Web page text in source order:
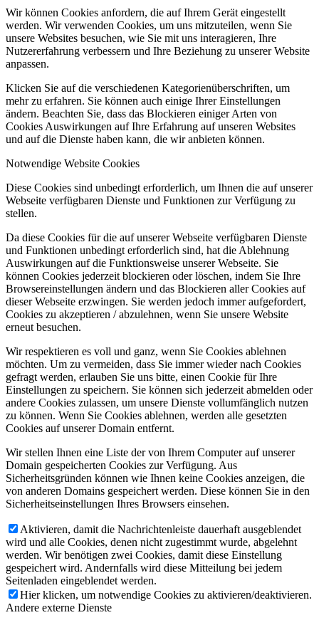
Wir können Cookies anfordern, die auf Ihrem Gerät eingestellt
werden. Wir verwenden Cookies, um uns mitzuteilen, wenn Sie
unsere Websites besuchen, wie Sie mit uns interagieren, Ihre
Nutzererfahrung verbessern und Ihre Beziehung zu unserer Website
anpassen.
Klicken Sie auf die verschiedenen Kategorienüberschriften, um
mehr zu erfahren. Sie können auch einige Ihrer Einstellungen
ändern. Beachten Sie, dass das Blockieren einiger Arten von
Cookies Auswirkungen auf Ihre Erfahrung auf unseren Websites
und auf die Dienste haben kann, die wir anbieten können.
Notwendige Website Cookies
Diese Cookies sind unbedingt erforderlich, um Ihnen die auf unserer
Webseite verfügbaren Dienste und Funktionen zur Verfügung zu
stellen.
Da diese Cookies für die auf unserer Webseite verfügbaren Dienste
und Funktionen unbedingt erforderlich sind, hat die Ablehnung
Auswirkungen auf die Funktionsweise unserer Webseite. Sie
können Cookies jederzeit blockieren oder löschen, indem Sie Ihre
Browsereinstellungen ändern und das Blockieren aller Cookies auf
dieser Webseite erzwingen. Sie werden jedoch immer aufgefordert,
Cookies zu akzeptieren / abzulehnen, wenn Sie unsere Website
erneut besuchen.
Wir respektieren es voll und ganz, wenn Sie Cookies ablehnen
möchten. Um zu vermeiden, dass Sie immer wieder nach Cookies
gefragt werden, erlauben Sie uns bitte, einen Cookie für Ihre
Einstellungen zu speichern. Sie können sich jederzeit abmelden oder
andere Cookies zulassen, um unsere Dienste vollumfänglich nutzen
zu können. Wenn Sie Cookies ablehnen, werden alle gesetzten
Cookies auf unserer Domain entfernt.
Wir stellen Ihnen eine Liste der von Ihrem Computer auf unserer
Domain gespeicherten Cookies zur Verfügung. Aus
Sicherheitsgründen können wie Ihnen keine Cookies anzeigen, die
von anderen Domains gespeichert werden. Diese können Sie in den
Sicherheitseinstellungen Ihres Browsers einsehen.
Aktivieren, damit die Nachrichtenleiste dauerhaft ausgeblendet
wird und alle Cookies, denen nicht zugestimmt wurde, abgelehnt
werden. Wir benötigen zwei Cookies, damit diese Einstellung
gespeichert wird. Andernfalls wird diese Mitteilung bei jedem
Seitenladen eingeblendet werden.
Hier klicken, um notwendige Cookies zu aktivieren/deaktivieren.
Andere externe Dienste